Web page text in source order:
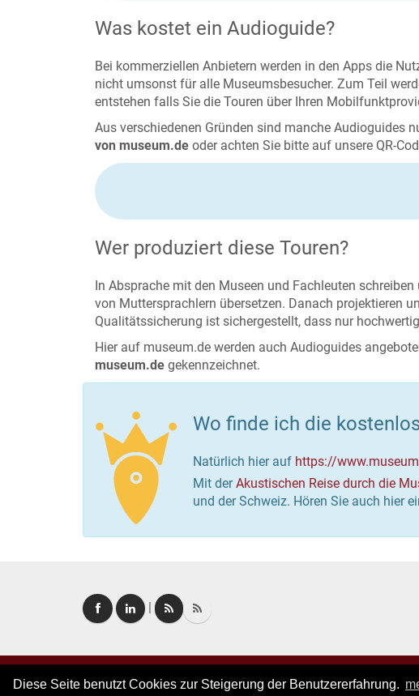
Diese Seite benutzt Cookies zur Steigerung der Benutzererfahrung.
Was kostet ein Audioguide?
Bei kommerziellen Anbietern werden in den Apps die
nicht umsonst für alle Museumsbesucher. Zum Teil
entstehen falls Sie die Touren über Ihren
Aus verschiedenen Gründen sind manche Audioguides
von museum.de oder achten Sie bitte auf unsere QR-
Wer produziert diese Touren?
In Absprache mit den Museen und Fachleuten
von Muttersprachlern übersetzen. Danach projektieren
Qualitätssicherung ist sichergestellt, dass nur
Hier auf museum.de werden auch Audioguides
museum.de gekennzeichnet.
Wo finde ich die
Natürlich hier auf https://
Mit derAkustischen Reise durch die
und der Schweiz. Hören Sie auch hier
Copyright © 2026. Alle Rechte vorbehalten.–Impressum|